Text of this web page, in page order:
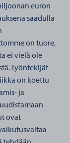
euron
saadulla
on tuore,
ei vielä ole
Työntekijät
on koettu
ja
ovat